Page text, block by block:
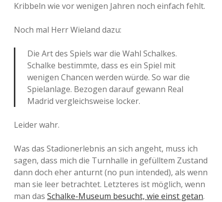
Kribbeln wie vor wenigen Jahren noch einfach fehlt.
Noch mal Herr Wieland dazu:
Die Art des Spiels war die Wahl Schalkes.
Schalke bestimmte, dass es ein Spiel mit
wenigen Chancen werden würde. So war die
Spielanlage. Bezogen darauf gewann Real
Madrid vergleichsweise locker.
Leider wahr.
Was das Stadionerlebnis an sich angeht, muss ich
sagen, dass mich die Turnhalle in gefülltem Zustand
dann doch eher anturnt (no pun intended), als wenn
man sie leer betrachtet. Letzteres ist möglich, wenn
man das Schalke-Museum besucht, wie einst getan.